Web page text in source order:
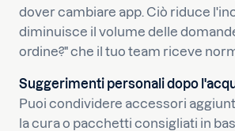
dover cambiare app. Ciò riduce
diminuisce il volume delle
ordine?" che il tuo team riceve
Suggerimenti personali dopo
Puoi condividere accessori
la cura o pacchetti consigliati in